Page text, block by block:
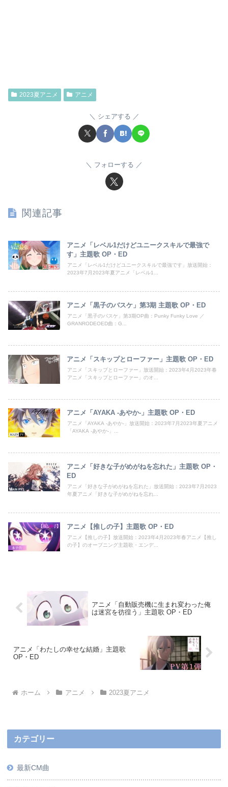
2023夏アニメ アニメ
シェアする
フォローする
関連記事
アニメ「レベル1だけどユニークスキルで最強で
す」主題歌 OP・ED
アニメ「レベル1だけどユニークスキルで最強です」放送開始：
2023年7月2023年夏アニメ「レベル1...
アニメ「黒子のバスケ」第3期 主題歌 OP・ED
アニメ「黒子のバスケ」第3期OP曲：Punky Funky Love ／
GRANRODEOED曲：G...
アニメ「スキップとローファー」主題歌 OP・ED
アニメ「スキップとローファー」放送開始：2023年4月2023年春
アニメ「スキップとローファー」のオ...
アニメ「AYAKA ‐あやか‐」主題歌 OP・ED
アニメ「AYAKA ‐あやか‐」放送開始：2023年7月2023年夏アニメ
「AYAKA ‐あやか‐」...
アニメ「好きな子がめがねを忘れた」主題歌 OP・
ED
アニメ「好きな子がめがねを忘れた」放送開始：2023年7月2023
年夏アニメ「好きな子がめがねを忘れ...
アニメ【推しの子】主題歌 OP・ED
アニメ【推しの子】放送開始：2023年4月2023年春アニメ【推し
の子】のオープニング主題歌・エンデ...
アニメ「自動販売機に生まれ変わった俺
は迷宮を彷徨う」主題歌 OP・ED
アニメ「わたしの幸せな結婚」主題歌
OP・ED
ホーム アニメ 2023夏アニメ
カテゴリー
最新CM曲